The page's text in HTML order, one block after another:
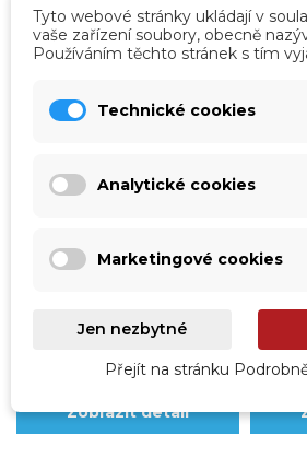
Dlaždice Sahara -
v barvě pouštního písku pro
1 423,00 Kč
bez DPH
Zobrazit detail
v barvě
1
1
Tyto webové stránky ukládají v
vaše zařízení soubory, obecně
Používáním těchto stránek s tím
Technické cookies
Analytické cookies
Marketingové cookies
Jen nezbytné
Přejít na stránku